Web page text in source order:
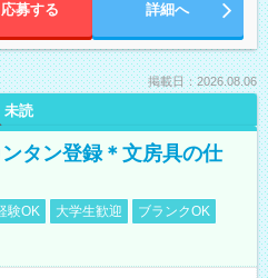
応募する 詳細へ
掲載日：2026.08.06
未読
タン登録＊文房具の仕
験OK 大学生歓迎
ブランクOK